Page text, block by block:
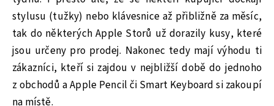
stylusu (tužky) nebo klávesnice až přibližně za měsíc,
tak do některých Apple Storů už dorazily kusy, které
jsou určeny pro prodej. Nakonec tedy mají výhodu ti
zákazníci, kteří si zajdou v nejbližší době do jednoho
z obchodů a Apple Pencil či Smart Keyboard si zakoupí
na místě.